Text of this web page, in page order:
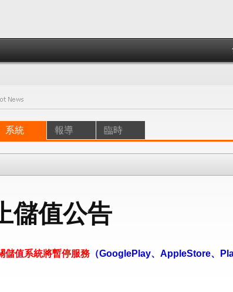
系統 報導 臨時
儲值公告
儲值系統將暫停服務 （GooglePlay、AppleStore、